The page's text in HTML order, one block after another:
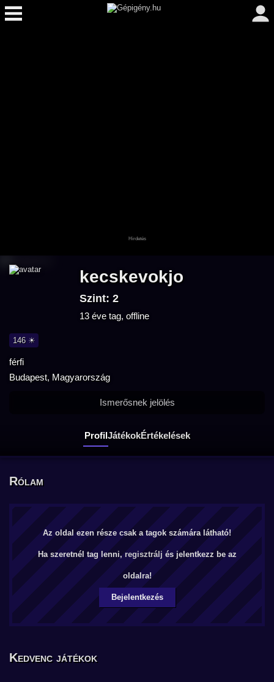
kecskevokjo
Szint: 2
13 éve tag, offline
146 ☀
férfi
Budapest, Magyarország
ProfilJátékokÉrtékelések
Ismerősnek jelölés
Rólam
Az oldal ezen része csak a tagok számára látható!
Ha szeretnél tag lenni, regisztrálj és jelentkezz be az
oldalra!
Bejelentkezés
Kedvenc játékok